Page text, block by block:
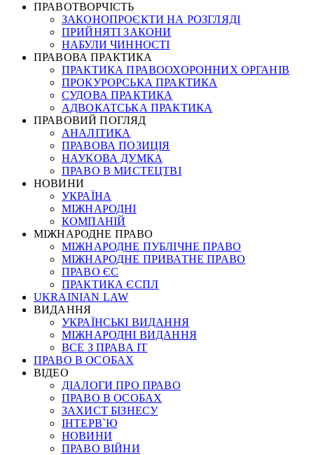
ПРАВОТВОРЧІСТЬ
ЗАКОНОПРОЄКТИ НА РОЗГЛЯДІ
ПРИЙНЯТІ ЗАКОНИ
НАБУЛИ ЧИННОСТІ
ПРАВОВА ПРАКТИКА
ПРАКТИКА ПРАВООХОРОННИХ ОРГАНІВ
ПРОКУРОРСЬКА ПРАКТИКА
СУДОВА ПРАКТИКА
АДВОКАТСЬКА ПРАКТИКА
ПРАВОВИЙ ПОГЛЯД
АНАЛІТИКА
ПРАВОВА ПОЗИЦІЯ
НАУКОВА ДУМКА
ПРАВО В МИСТЕЦТВІ
НОВИНИ
УКРАЇНА
МІЖНАРОДНІ
КОМПАНІЙ
МІЖНАРОДНЕ ПРАВО
МІЖНАРОДНЕ ПУБЛІЧНЕ ПРАВО
МІЖНАРОДНЕ ПРИВАТНЕ ПРАВО
ПРАВО ЄС
ПРАКТИКА ЄСПЛ
UKRAINIAN LAW
ВИДАННЯ
УКРАЇНСЬКІ ВИДАННЯ
МІЖНАРОДНІ ВИДАННЯ
ВСЕ З ПРАВА ІТ
ПРАВО В ОСОБАХ
ВІДЕО
ДІАЛОГИ ПРО ПРАВО
ПРАВО В ОСОБАХ
ЗАХИСТ БІЗНЕСУ
ІНТЕРВ`Ю
НОВИНИ
ПРАВО ВІЙНИ